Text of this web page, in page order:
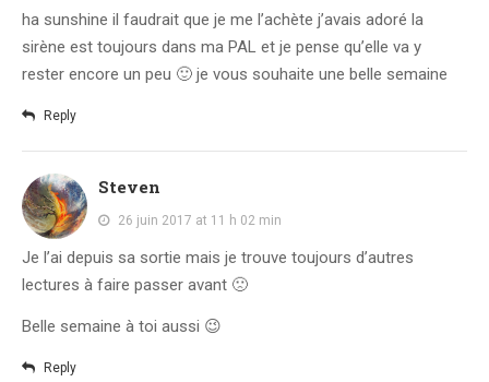
ha sunshine il faudrait que je me l’achète j’avais adoré la
sirène est toujours dans ma PAL et je pense qu’elle va y
rester encore un peu 🙂 je vous souhaite une belle semaine
Reply
Steven
26 juin 2017 at 11 h 02 min
Je l’ai depuis sa sortie mais je trouve toujours d’autres
lectures à faire passer avant 🙁
Belle semaine à toi aussi 😉
Reply